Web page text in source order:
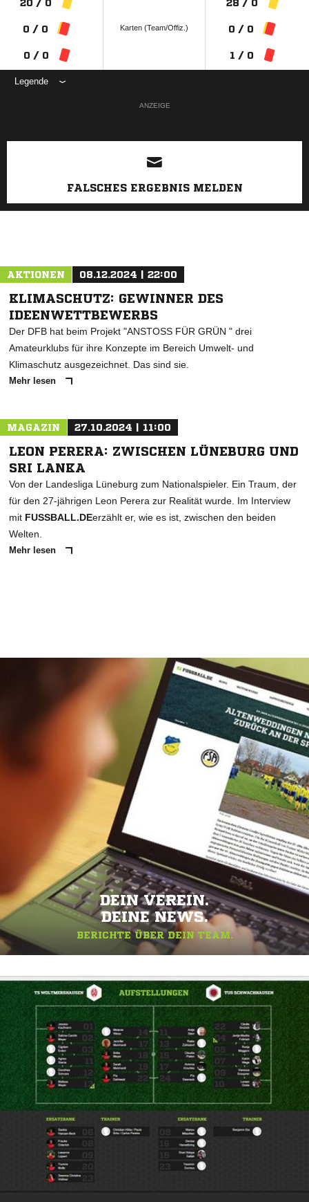
20 / 0
0 / 0
0 / 0
Karten (Team/Offiz.)
28 / 0
0 / 0
1 / 0
Legende
ANZEIGE
FALSCHES ERGEBNIS MELDEN
AKTIONEN 08.12.2024 | 22:00
KLIMASCHUTZ: GEWINNER DES
IDEENWETTBEWERBS
Der DFB hat beim Projekt "ANSTOSS FÜR GRÜN " drei
Amateurklubs für ihre Konzepte im Bereich Umwelt- und
Klimaschutz ausgezeichnet. Das sind sie.
Mehr lesen
MAGAZIN 27.10.2024 | 11:00
LEON PERERA: ZWISCHEN LÜNEBURG UND
SRI LANKA
Von der Landesliga Lüneburg zum Nationalspieler. Ein Traum, der
für den 27-jährigen Leon Perera zur Realität wurde. Im Interview
mit FUSSBALL.DEerzählt er, wie es ist, zwischen den beiden
Welten.
Mehr lesen
DEIN VEREIN.
DEINE NEWS.
BERICHTE ÜBER DEIN TEAM.